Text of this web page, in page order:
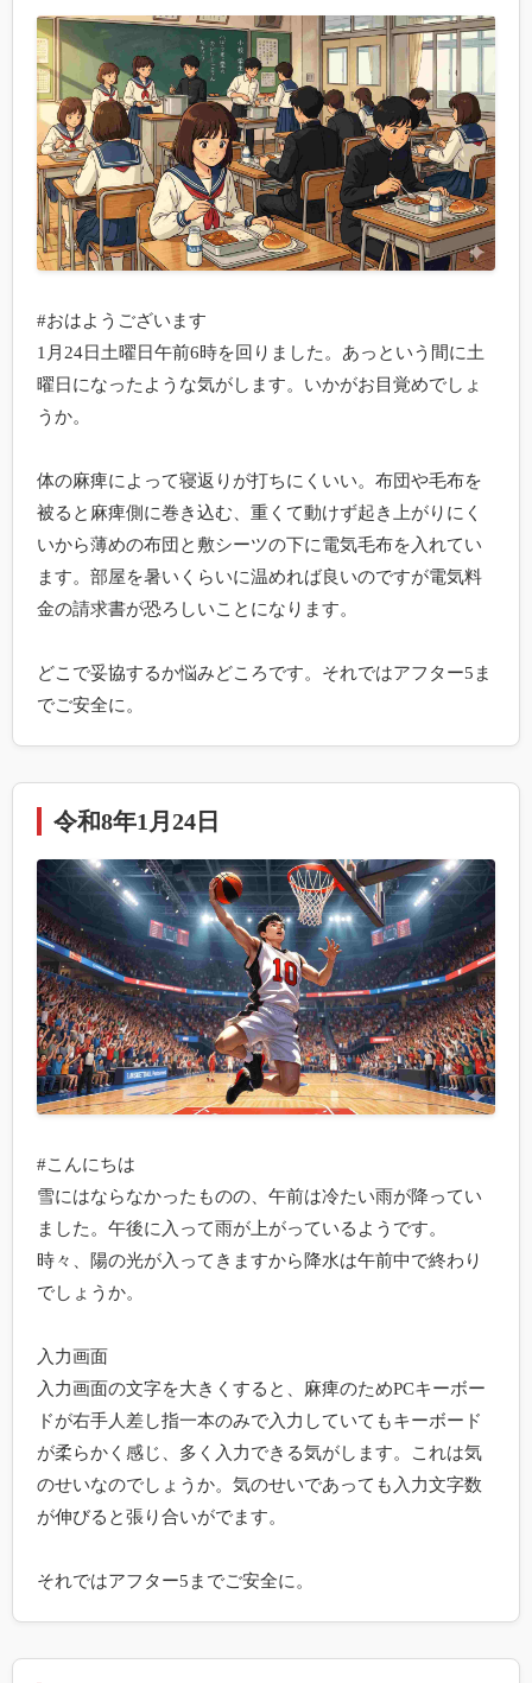
#おはようございます
1月24日土曜日午前6時を回りました。あっという間に土
曜日になったような気がします。いかがお目覚めでしょ
うか。
体の麻痺によって寝返りが打ちにくいい。布団や毛布を
被ると麻痺側に巻き込む、重くて動けず起き上がりにく
いから薄めの布団と敷シーツの下に電気毛布を入れてい
ます。部屋を暑いくらいに温めれば良いのですが電気料
金の請求書が恐ろしいことになります。
どこで妥協するか悩みどころです。それではアフター5ま
でご安全に。
令和8年1月24日
#こんにちは
雪にはならなかったものの、午前は冷たい雨が降ってい
ました。午後に入って雨が上がっているようです。
時々、陽の光が入ってきますから降水は午前中で終わり
でしょうか。
入力画面
入力画面の文字を大きくすると、麻痺のためPCキーボー
ドが右手人差し指一本のみで入力していてもキーボード
が柔らかく感じ、多く入力できる気がします。これは気
のせいなのでしょうか。気のせいであっても入力文字数
が伸びると張り合いがでます。
それではアフター5までご安全に。